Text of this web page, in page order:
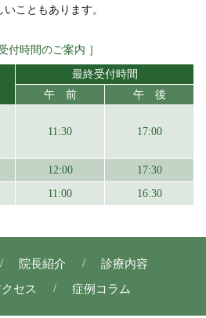
こともあります。
付時間のご案内 ］
最終受付時間
午 前
午 後
11:30 17:00
12:00
17:30
11:00 16:30
院長紹介
診療内容
セス
症例コラム